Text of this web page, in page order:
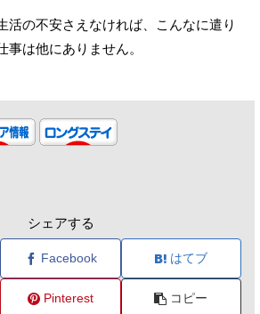
活の不安さえなければ、こんなに遣り
事は他にありません。
シェアする
Facebook はてブ
Pinterest コピー